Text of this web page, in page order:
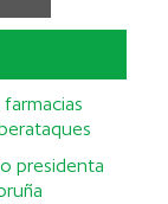
presidenta